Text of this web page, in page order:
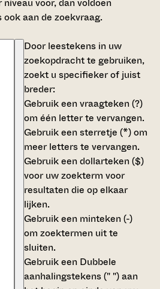
aan de zoekvraag.
Door leestekens in uw
zoekopdracht te gebruiken,
zoekt u specifieker of juist
breder:
Gebruik eenvraagteken (?)
om één letter te vervangen.
Gebruik eensterretje (*)om
meer letters te vervangen.
Gebruik eendollarteken ($)
voor uw zoekterm voor
resultaten die op elkaar
lijken.
Gebruik een minteken (-)
om zoektermen uit te
sluiten.
Gebruik een Dubbele
aanhalingstekens (" ")aan